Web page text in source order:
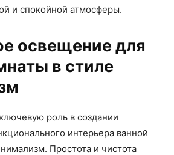
и спокойной атмосферы.
освещение для
в стиле
роль в создании
интерьера ванной
Простота и чистота